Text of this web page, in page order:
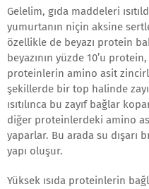
Gelelim, gıda maddeleri
yumurtanın niçin aksine
özellikle de beyazı protein
beyazının yüzde 10’u
proteinlerin amino asit
şekillerde bir top halinde
ısıtılınca bu zayıf bağlar
diğer proteinlerdeki amino
yaparlar. Bu arada su dışarı
yapı oluşur.
Yüksek ısıda proteinlerin